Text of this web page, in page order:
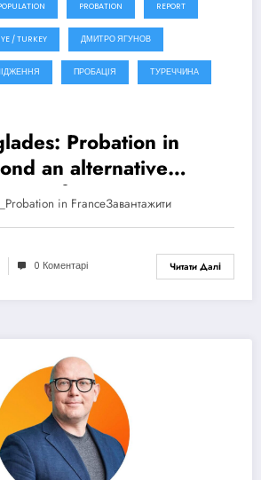
PROBATION REPORT
/ TURKEY ДМИТРО ЯГУНОВ
ПРОБАЦІЯ ТУРЕЧЧИНА
Probation in
an alternative
Conference –
(2025)
in FranceЗавантажити
0 Коментарі Читати Далі